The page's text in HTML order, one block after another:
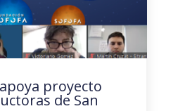
apoya proyecto
de San